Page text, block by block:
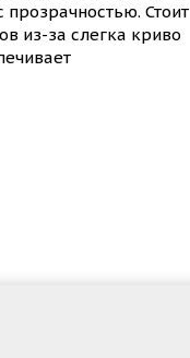
Стоит
из-за слегка криво